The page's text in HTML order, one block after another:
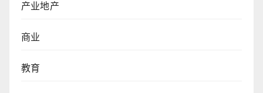
产业地产
商业
教育